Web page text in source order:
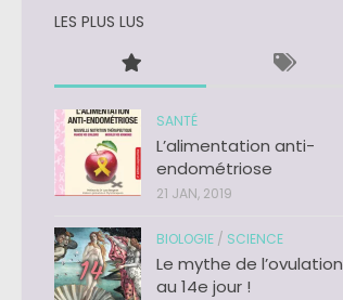
LES PLUS LUS
SANTÉ
L’alimentation anti-
endométriose
21 JAN, 2019
BIOLOGIE / SCIENCE
Le mythe de l’ovulation
au 14e jour !